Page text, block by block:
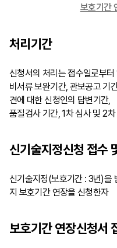
보호기간
처리기간
신청서의 처리는 접수일로부
비서류 보완기간, 관보공고 기
견에 대한 신청인의 답변기간,
품질검사 기간, 1차 심사 및 2
신기술지정신청 접수
신기술지정(보호기간 : 3년)을
지 보호기간 연장을 신청한자
보호기간 연장신청서